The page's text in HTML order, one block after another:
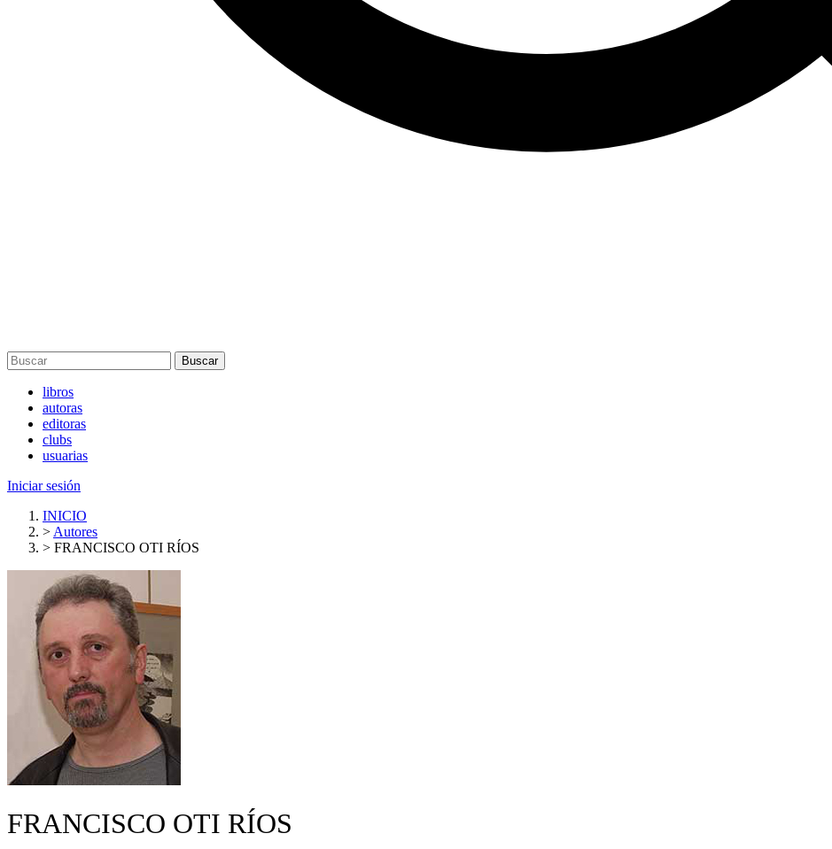
Buscar
libros
autoras
editoras
clubs
usuarias
Iniciar sesión
INICIO
> Autores
> FRANCISCO OTI RÍOS
FRANCISCO OTI RÍOS